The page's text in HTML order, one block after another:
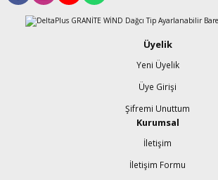
Üyelik
Yeni Üyelik
Üye Girişi
Şifremi Unuttum
Kurumsal
İletişim
İletişim Formu